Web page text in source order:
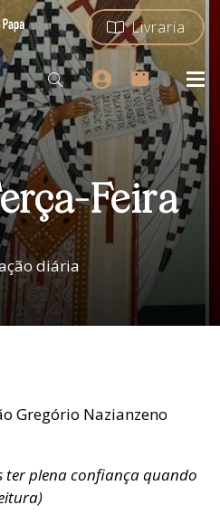
Livraria
Feira
diária
Gregório Nazianzeno
ter plena confiança quando